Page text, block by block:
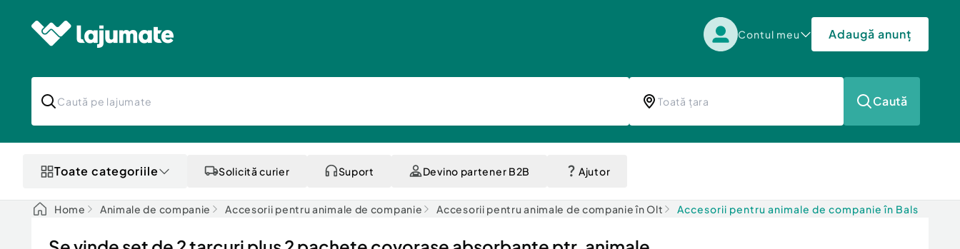
Contul meu Adaugă anunț
Caută
Toate categoriile Solicită curier Suport Devino partener B2B Ajutor
Home Animale de companie Accesorii pentru animale de companie Accesorii pentru animale de companie în Olt Accesorii pentru animale de companie în Bals